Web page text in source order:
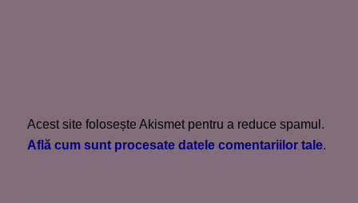
Acest site folosește Akismet pentru a reduce spamul.
Află cum sunt procesate datele comentariilor tale.